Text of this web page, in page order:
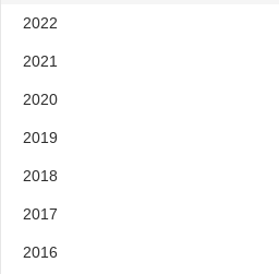
2022
2021
2020
2019
2018
2017
2016